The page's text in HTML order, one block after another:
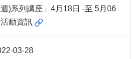
)系列講座」4月18日 -至 5月06
活動資訊
03-28